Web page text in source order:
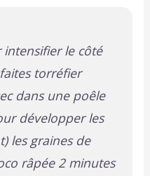
le côté
torréfier
dans une poêle
développer les
les graines de
râpée 2 minutes